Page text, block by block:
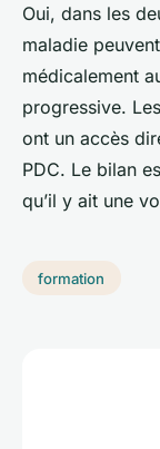
Oui, dans les
maladie
médicalement
progressive.
ont un accès
PDC. Le bilan
qu’il y ait une
formation